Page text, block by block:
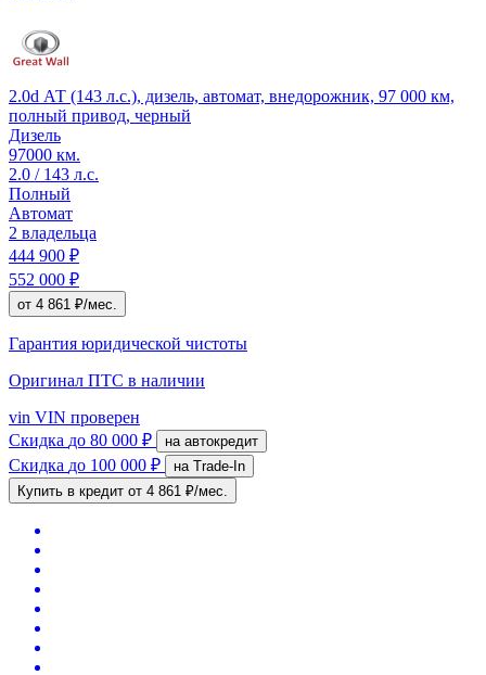
2.0d АТ (143 л.с.), дизель, автомат, внедорожник, 97 000 км,
полный привод, черный
Дизель
97000 км.
2.0 / 143 л.с.
Полный
Автомат
2 владельца
444 900 ₽
552 000 ₽
от 4 861 ₽/мес.
Гарантия юридической чистоты
Оригинал ПТС в наличии
vin VIN проверен
Скидка до 80 000 ₽ на автокредит
Скидка до 100 000 ₽
на Trade-In
Купить в кредит от 4 861 ₽/мес.